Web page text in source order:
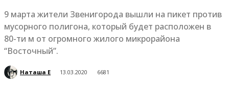
9 марта жители Звенигорода вышли на пикет против
мусорного полигона, который будет расположен в
80-ти м от огромного жилого микрорайона
“Восточный”.
Наташа Е 13.03.2020 6681